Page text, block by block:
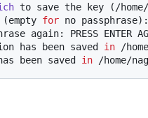
to save the key (/
for no passphrase):
again: PRESS ENTER
has been saved in /
been saved in /home/